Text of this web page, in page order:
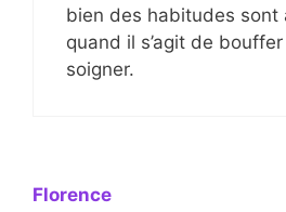
bien des habitudes sont
quand il s’agit de
soigner.
Florence